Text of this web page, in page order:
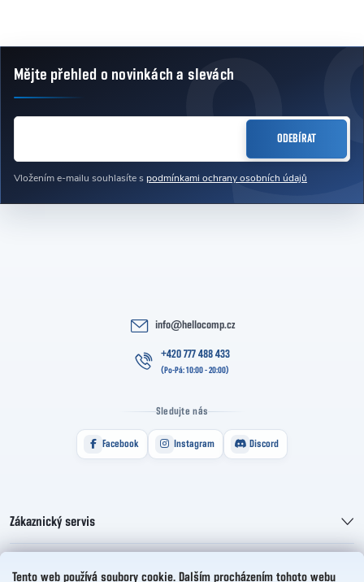
Tento web používá soubory cookie. Dalším procházením tohoto webu
Zápatí
Mějte přehled o novinkácha slevách
Vložením e-mailu souhlasíte s podmínkami ochrany osobních údajů
ODEBÍRAT
info@hellocomp.cz
+420 777 488 433
Sledujte nás
Facebook Instagram Discord
Zákaznický servis